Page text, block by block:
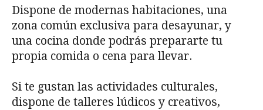
Dispone de modernas habitaciones, una
zona común exclusiva para desayunar, y
una cocina donde podrás prepararte tu
propia comida o cena para llevar.
Si te gustan las actividades culturales,
dispone de talleres lúdicos y creativos,